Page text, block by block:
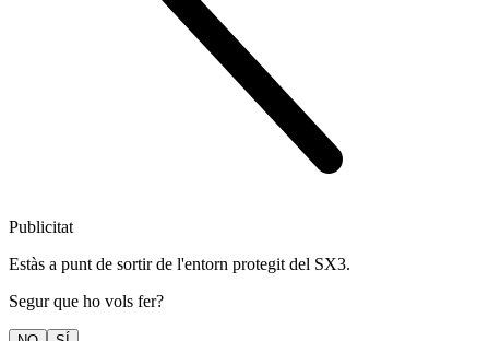
Publicitat
Estàs a punt de sortir de l'entorn protegit del SX3.
Segur que ho vols fer?